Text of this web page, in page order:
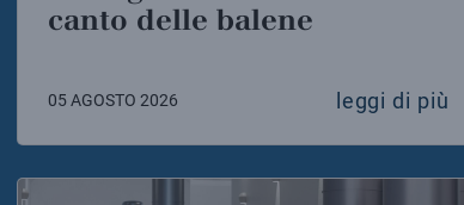
canto delle balene
05 AGOSTO 2026 leggi di più